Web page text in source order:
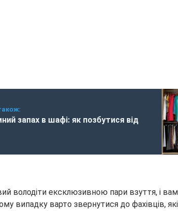
запах в шафі: як позбутися від
володіти ексклюзивною пари взуття, і
випадку варто звернутися до фахівців,